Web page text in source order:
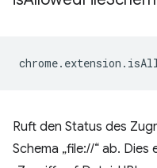
chrome. extension .
Ruft den Status des
Schema „file://“ ab.